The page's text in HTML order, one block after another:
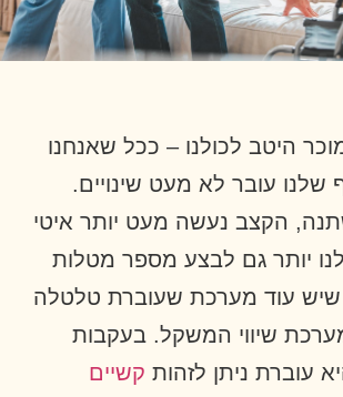
היטב לכולנו – ככל שאנחנו
שלנו עובר לא מעט שינויים.
הקצב נעשה מעט יותר איטי
יותר גם לבצע מספר מטלות
עוד מערכת שעוברת טלטלה
שיווי המשקל. בעקבות
עוברת ניתן לזהות קשיים